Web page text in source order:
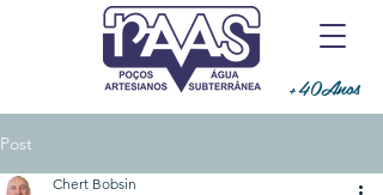
+40Anos
Post
Chert Bobsin